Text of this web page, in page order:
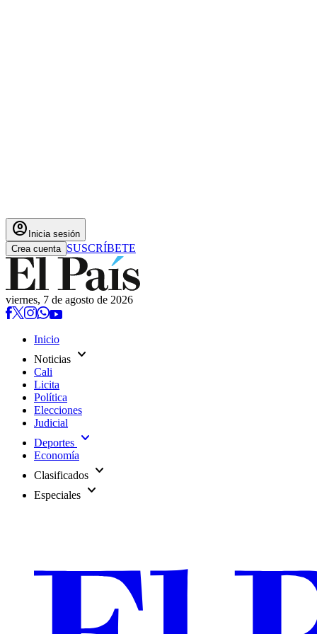
account_circle Inicia sesión
Crea cuenta SUSCRÍBETE
viernes, 7 de agosto de 2026
Inicio
Noticias expand_more
Cali
Licita
Política
Elecciones
Judicial
Deportes expand_more
Economía
Clasificados expand_more
Especiales expand_more